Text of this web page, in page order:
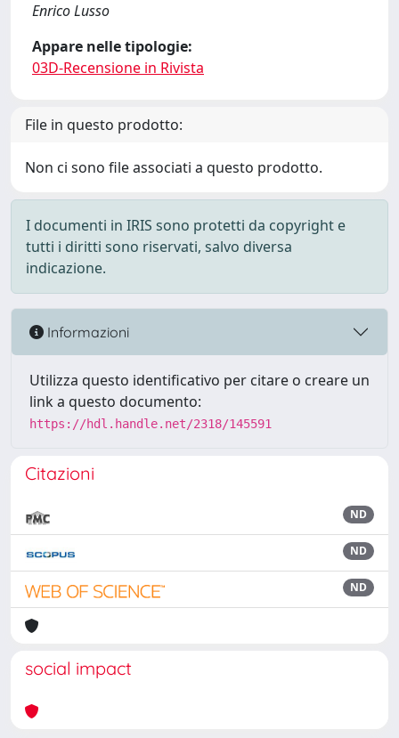
Enrico Lusso
Appare nelle tipologie:
03D-Recensione in Rivista
File in questo prodotto:
Non ci sono file associati a questo prodotto.
I documenti in IRIS sono protetti da copyright e
tutti i diritti sono riservati, salvo diversa
indicazione.
Informazioni
Utilizza questo identificativo per citare o creare un
link a questo documento:
https://hdl.handle.net/2318/145591
Citazioni
ND
ND
ND
social impact